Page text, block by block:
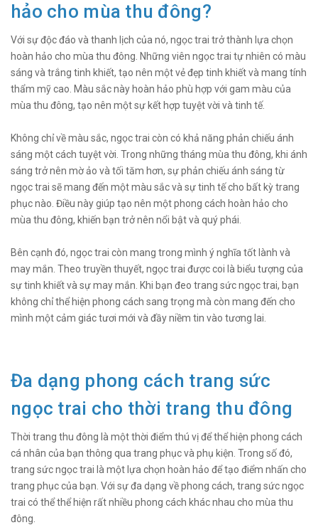
hảo cho mùa thu đông?
Với sự độc đáo và thanh lịch của nó, ngọc trai trở thành lựa chọn
hoàn hảo cho mùa thu đông. Những viên ngọc trai tự nhiên có màu
sáng và trắng tinh khiết, tạo nên một vẻ đẹp tinh khiết và mang tính
thẩm mỹ cao. Màu sắc này hoàn hảo phù hợp với gam màu của
mùa thu đông, tạo nên một sự kết hợp tuyệt vời và tinh tế.
Không chỉ về màu sắc, ngọc trai còn có khả năng phản chiếu ánh
sáng một cách tuyệt vời. Trong những tháng mùa thu đông, khi ánh
sáng trở nên mờ ảo và tối tăm hơn, sự phản chiếu ánh sáng từ
ngọc trai sẽ mang đến một màu sắc và sự tinh tế cho bất kỳ trang
phục nào. Điều này giúp tạo nên một phong cách hoàn hảo cho
mùa thu đông, khiến bạn trở nên nổi bật và quý phái.
Bên cạnh đó, ngọc trai còn mang trong mình ý nghĩa tốt lành và
may mắn. Theo truyền thuyết, ngọc trai được coi là biểu tượng của
sự tinh khiết và sự may mắn. Khi bạn đeo trang sức ngọc trai, bạn
không chỉ thể hiện phong cách sang trọng mà còn mang đến cho
mình một cảm giác tươi mới và đầy niềm tin vào tương lai.
Đa dạng phong cách trang sức
ngọc trai cho thời trang thu đông
Thời trang thu đông là một thời điểm thú vị để thể hiện phong cách
cá nhân của bạn thông qua trang phục và phụ kiện. Trong số đó,
trang sức ngọc trai là một lựa chọn hoàn hảo để tạo điểm nhấn cho
trang phục của bạn. Với sự đa dạng về phong cách, trang sức ngọc
trai có thể thể hiện rất nhiều phong cách khác nhau cho mùa thu
đông.